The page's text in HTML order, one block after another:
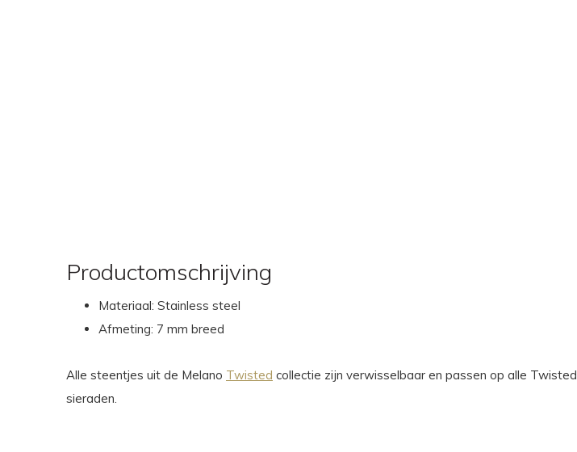
Productomschrijving
Materiaal: Stainless steel
Afmeting: 7 mm breed
Alle steentjes uit de Melano Twisted collectie zijn verwisselbaar en passen op alle Twisted
sieraden.